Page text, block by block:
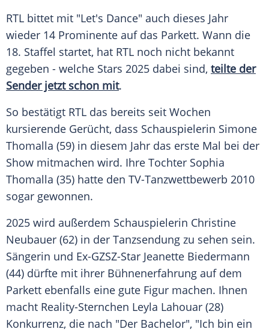
RTL bittet mit "Let's Dance" auch dieses Jahr
wieder 14 Prominente auf das Parkett. Wann die
18. Staffel startet, hat RTL noch nicht bekannt
gegeben - welche Stars 2025 dabei sind, teilte der
Sender jetzt schon mit.
So bestätigt RTL das bereits seit Wochen
kursierende Gerücht, dass Schauspielerin Simone
Thomalla (59) in diesem Jahr das erste Mal bei der
Show mitmachen wird. Ihre Tochter Sophia
Thomalla (35) hatte den TV-Tanzwettbewerb 2010
sogar gewonnen.
2025 wird außerdem Schauspielerin Christine
Neubauer (62) in der Tanzsendung zu sehen sein.
Sängerin und Ex-GZSZ-Star Jeanette Biedermann
(44) dürfte mit ihrer Bühnenerfahrung auf dem
Parkett ebenfalls eine gute Figur machen. Ihnen
macht Reality-Sternchen Leyla Lahouar (28)
Konkurrenz, die nach "Der Bachelor", "Ich bin ein